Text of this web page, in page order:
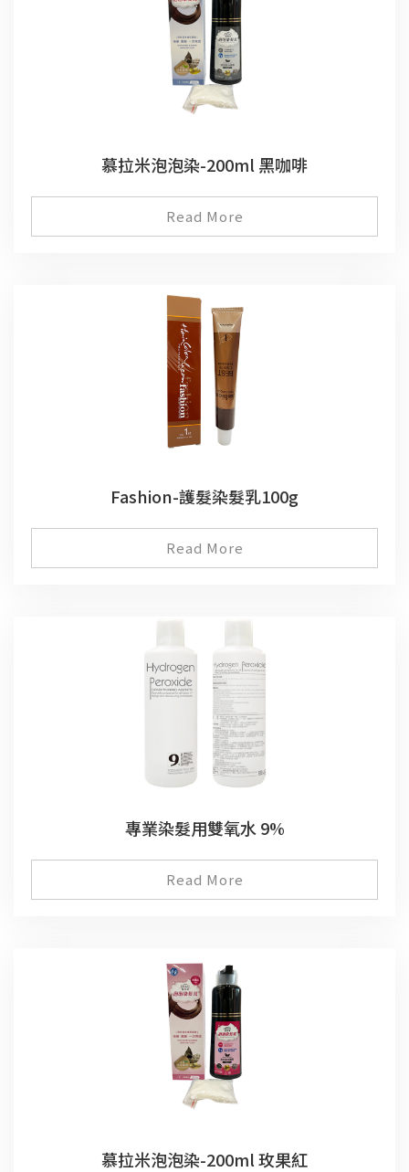
慕拉米泡泡染-200ml 黑咖啡
Read More
Fashion-護髮染髮乳100g
Read More
專業染髮用雙氧水 9%
Read More
慕拉米泡泡染-200ml 玫果紅